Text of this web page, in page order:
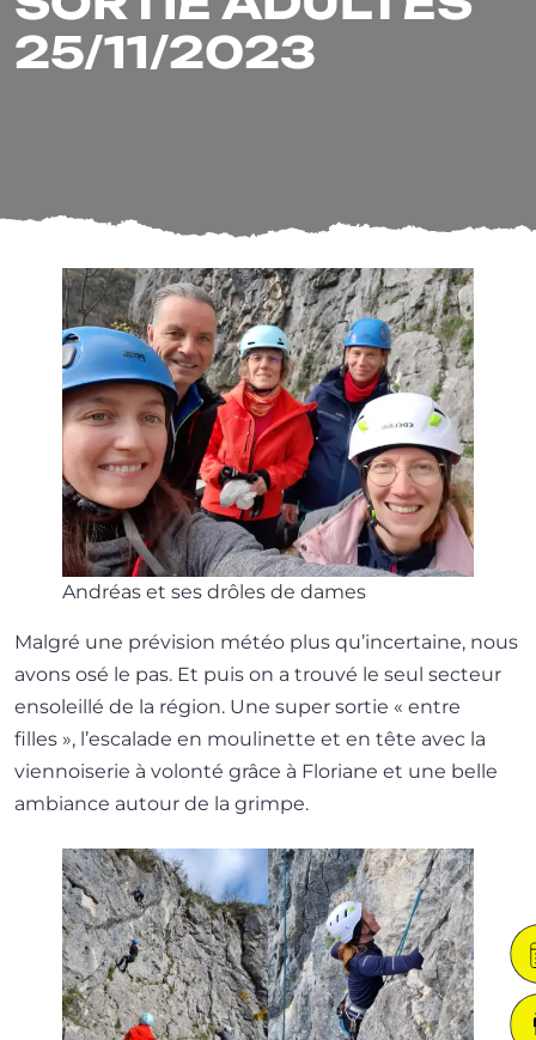
25/11/2023
Andréas et ses drôles de dames
Malgré une pré­vi­sion météo plus qu’in­cer­taine, nous
avons osé le pas. Et puis on a trou­vé le seul sec­teur
enso­leillé de la région. Une super sor­tie « entre
filles », l’es­ca­lade en mou­li­nette et en tête avec la
vien­noi­se­rie à volon­té grâce à Floriane et une belle
ambiance autour de la grimpe.